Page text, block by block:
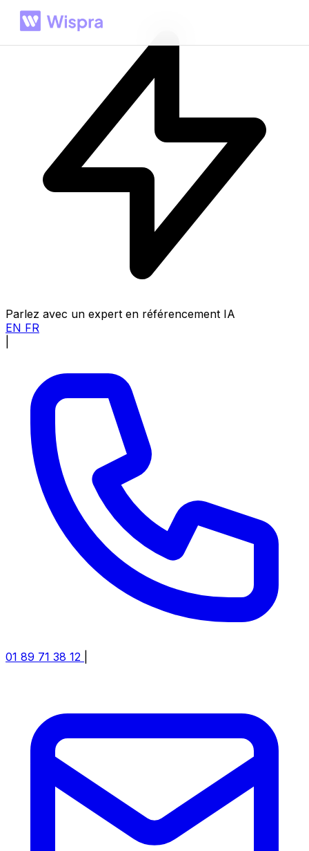
Parlez avec un expert en référencement IA
EN FR
01 89 71 38 12